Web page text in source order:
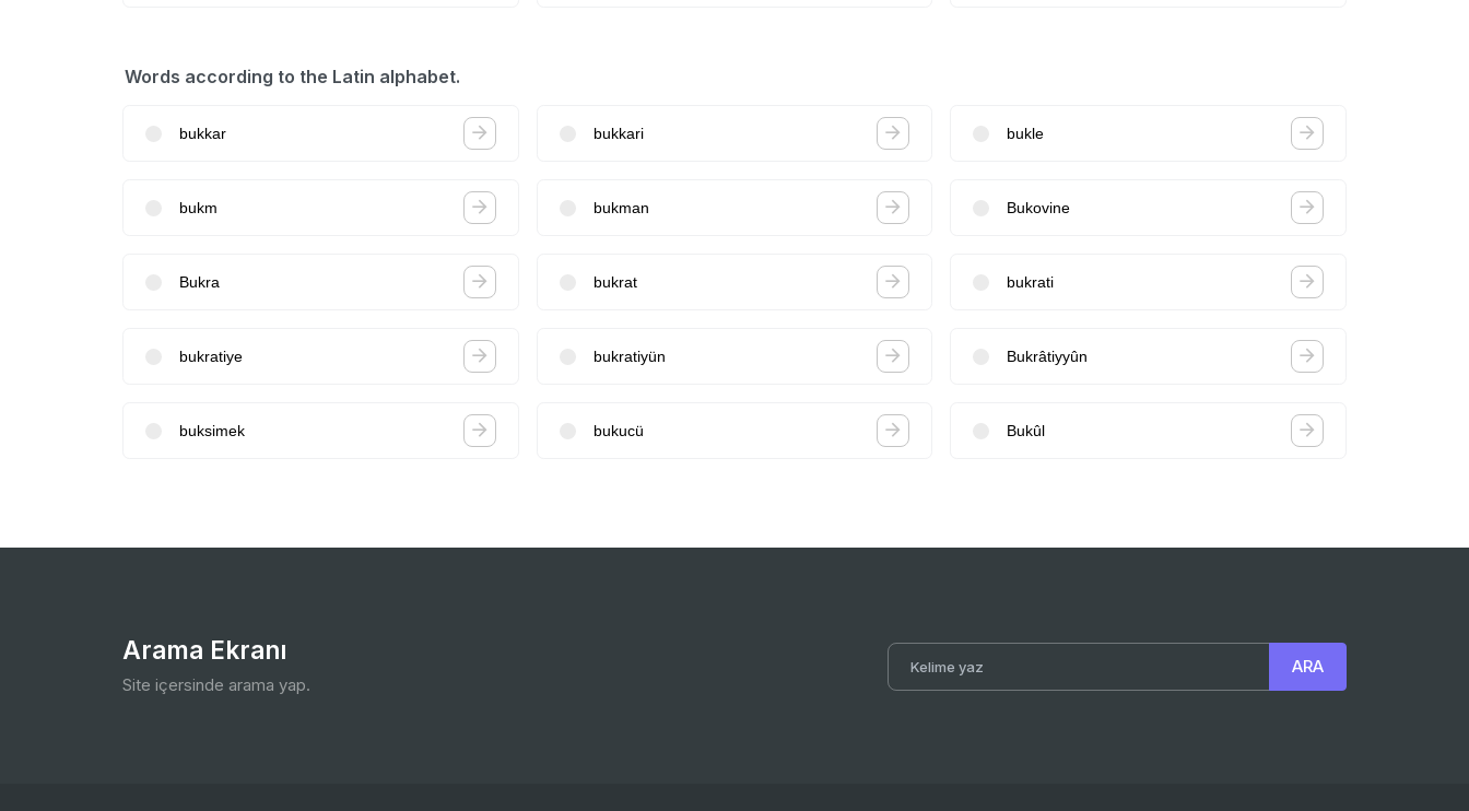
Words according to the Latin alphabet.
bukkar bukkari bukle
bukm bukman Bukovine
Bukra bukrat bukrati
bukratiye bukratiyün Bukrâtiyyûn
buksimek bukucü Bukûl
Arama Ekranı
Site içersinde arama yap.